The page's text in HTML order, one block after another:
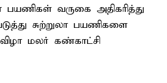
பயணிகள் வருகை அதிகரித்து
சுற்றுலா பயணிகளை
மலர் கண்காட்சி